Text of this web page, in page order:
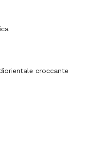
croccante